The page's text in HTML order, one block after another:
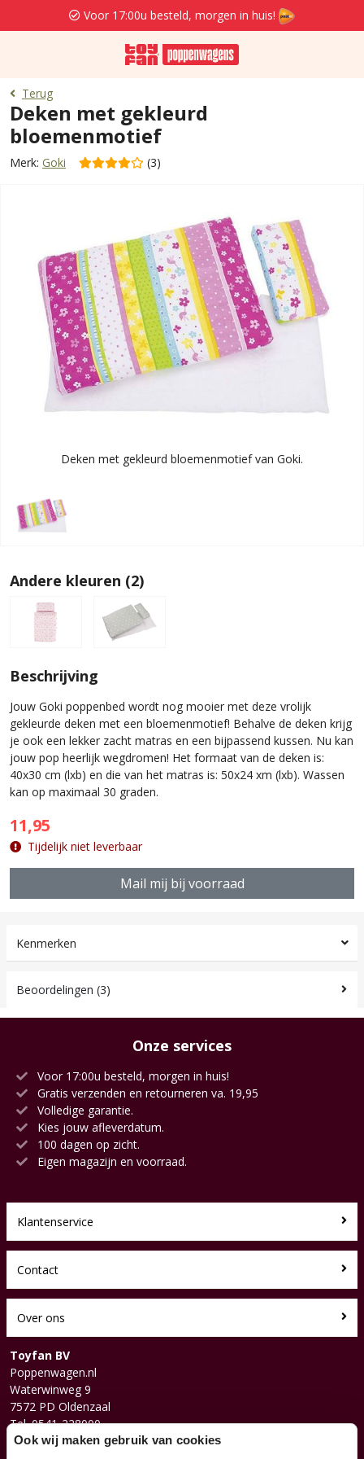
Voor 17:00u besteld, morgen in huis!
Terug
Deken met gekleurd
bloemenmotief
Merk: Goki (3)
Deken met gekleurd bloemenmotief van Goki.
Andere kleuren (2)
Beschrijving
Jouw Goki poppenbed wordt nog mooier met deze vrolijk
gekleurde deken met een bloemenmotief! Behalve de deken krijg
je ook een lekker zacht matras en een bijpassend kussen. Nu kan
jouw pop heerlijk wegdromen! Het formaat van de deken is:
40x30 cm (lxb) en die van het matras is: 50x24 xm (lxb). Wassen
kan op maximaal 30 graden.
11,95
Tijdelijk niet leverbaar
Mail mij bij voorraad
Kenmerken
Beoordelingen (3)
Onze services
Voor 17:00u besteld, morgen in huis!
Gratis verzenden en retourneren va. 19,95
Volledige garantie.
Kies jouw afleverdatum.
100 dagen op zicht.
Eigen magazijn en voorraad.
Klantenservice
Contact
Over ons
Toyfan BV
Poppenwagen.nl
Waterwinweg 9
7572 PD Oldenzaal
Tel. 0541-228000
Facebook
Ook wij maken gebruik van cookies